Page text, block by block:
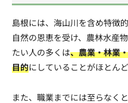
島根には、海山川を含め特徴
自然の恩恵を受け、農林水産
たい人の多くは、農業・林業
目的にしていることがほとんど
また、職業までには至らなく